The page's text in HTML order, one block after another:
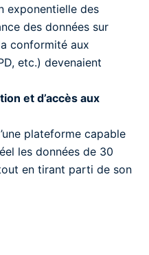
exponentielle des
des données sur
conformité aux
etc.) devenaient
et d’accès aux
plateforme capable
les données de 30
en tirant parti de son